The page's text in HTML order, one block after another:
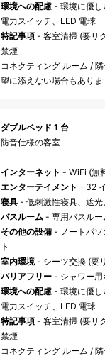
環境への配慮- 環境に優し
電力スイッチ、LED 電球
特記事項- 客室清掃 (要リ
禁煙
コネクティング ルーム /
望に添えない場合もありま
ダブルベッド 1 台
防音仕様の客室
インターネット - WiFi (無
エンターテイメント - 32
寝具- 低刺激性寝具、遮光
バスルーム- 専用バスルー
その他の設備- ノートパソ
ト
室内環境- シーツ交換 (要
バリアフリー- シャワー用
環境への配慮- 環境に優し
電力スイッチ、LED 電球
特記事項- 客室清掃 (要リ
禁煙
コネクティング ルーム /